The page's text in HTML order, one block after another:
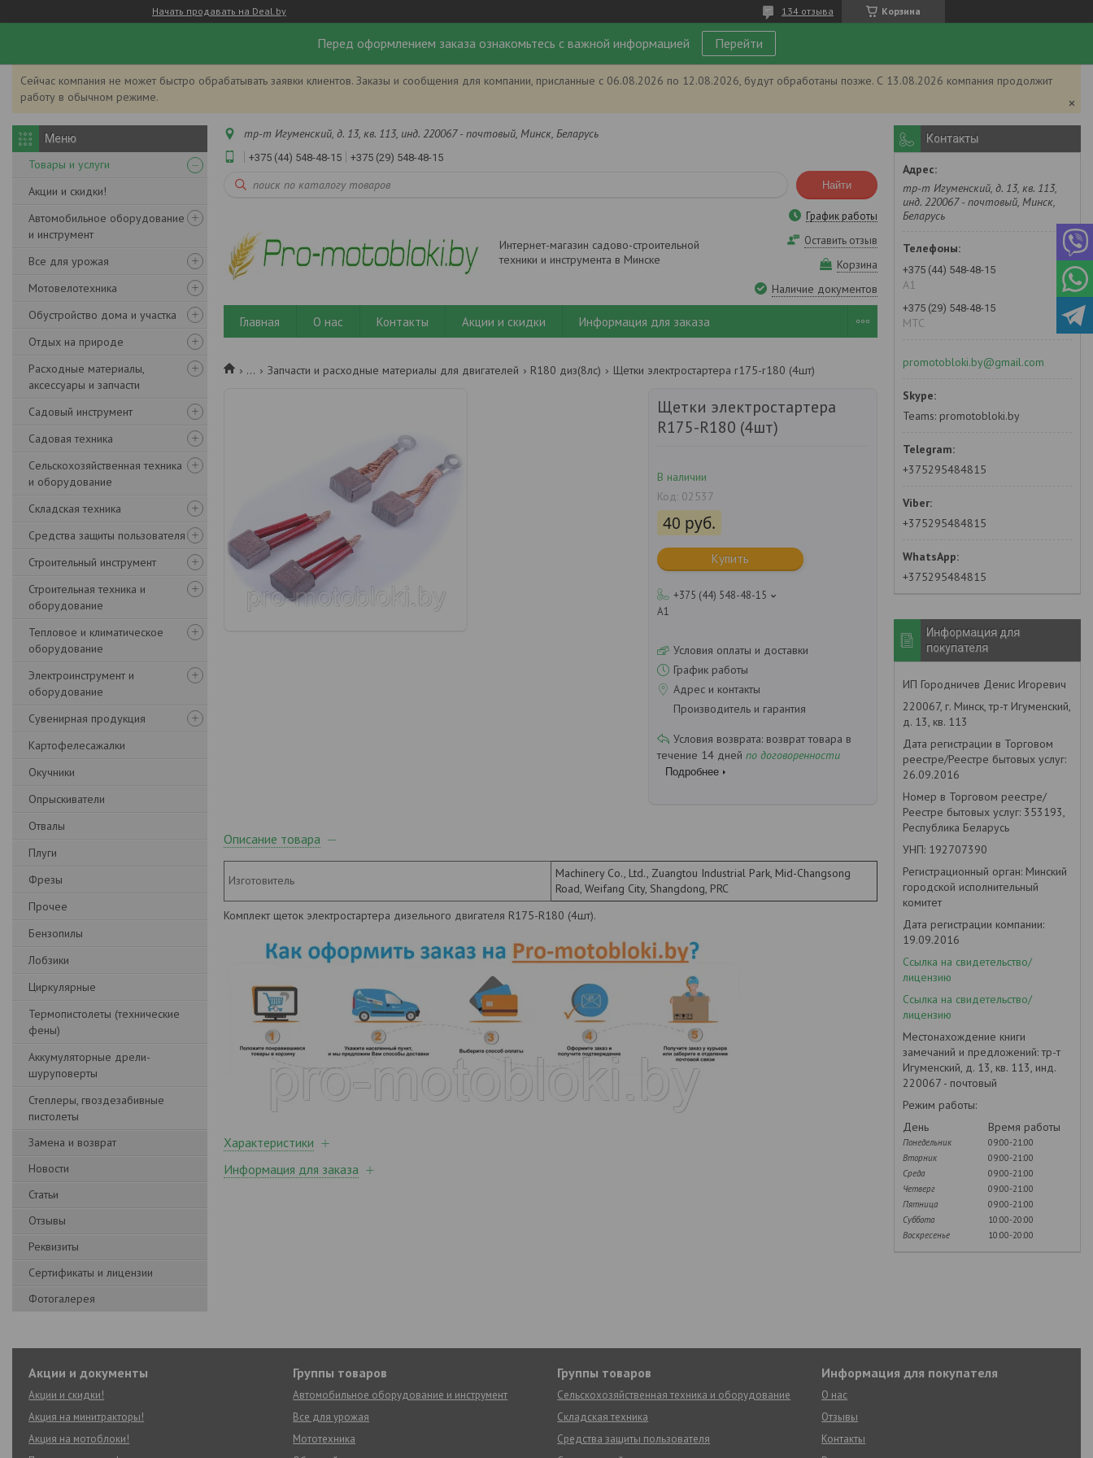
Начать продавать на Deal.by Корзина
134 отзыва
Перед оформлением заказа ознакомьтесь с важной информацией Перейти
Сейчас компания не может быстро обрабатывать заявки клиентов. Заказы и сообщения для компании, присланные с 06.08.2026 по 12.08.2026, будут обработаны позже. С 13.08.2026 компания продолжит
работу в обычном режиме.
Товары и услуги
Акции и скидки!
Автомобильное оборудование
и инструмент
Все для урожая
Мотовелотехника
Обустройство дома и участка
Отдых на природе
Расходные материалы,
аксессуары и запчасти
Садовый инструмент
Садовая техника
Сельскохозяйственная техника
и оборудование
Складская техника
Средства защиты пользователя
Строительный инструмент
Строительная техника и
оборудование
Тепловое и климатическое
оборудование
Электроинструмент и
оборудование
Сувенирная продукция
Картофелесажалки
Окучники
Опрыскиватели
Отвалы
Плуги
Фрезы
Прочее
Бензопилы
Лобзики
Циркулярные
Термопистолеты (технические
фены)
Аккумуляторные дрели-
шуруповерты
Степлеры, гвоздезабивные
пистолеты
Замена и возврат
Новости
Статьи
Отзывы
Реквизиты
Сертификаты и лицензии
Фотогалерея
тр-т Игуменский, д. 13, кв. 113, инд. 220067 - почтовый, Минск, Беларусь
+375 (44) 548-48-15 +375 (29) 548-48-15
Найти
Интернет-магазин садово-строительной
техники и инструмента в Минске
График работы
Оставить отзыв
Корзина
Наличие документов
Главная О нас Контакты Акции и скидки Информация для заказа
... Запчасти и расходные материалы для двигателей R180 диз(8лс) Щетки электростартера r175-r180 (4шт)
Щетки электростартера
R175-R180 (4шт)
В наличии
Код: 02537
40 руб.
Купить
+375 (44) 548-48-15
А1
Условия оплаты и доставки
График работы
Адрес и контакты
Производитель и гарантия
возврат товара в
течение 14 дней по договоренности
Подробнее
Описание товара
Изготовитель
Machinery Co., Ltd., Zuangtou Industrial Park, Mid-Changsong
Road, Weifang City, Shangdong, PRC
Комплект щеток электростартера дизельного двигателя R175-R180 (4шт).
Характеристики
Информация для заказа
Контакты
тр-т Игуменский, д. 13, кв. 113,
инд. 220067 - почтовый, Минск,
Беларусь
+375 (44) 548-48-15
А1
+375 (29) 548-48-15
MTC
promotobloki.by@gmail.com
Teams: promotobloki.by
+375295484815
+375295484815
+375295484815
Информация для
покупателя
ИП Городничев Денис Игоревич
220067, г. Минск, тр-т Игуменский,
д. 13, кв. 113
Дата регистрации в Торговом
реестре/Реестре бытовых услуг:
26.09.2016
Номер в Торговом реестре/
Реестре бытовых услуг: 353193,
Республика Беларусь
УНП: 192707390
Регистрационный орган: Минский
городской исполнительный
комитет
Дата регистрации компании:
19.09.2016
Ссылка на свидетельство/
лицензию
Ссылка на свидетельство/
лицензию
Местонахождение книги
замечаний и предложений: тр-т
Игуменский, д. 13, кв. 113, инд.
220067 - почтовый
Режим работы:
День
Время работы
Понедельник
09:00-21:00
Вторник
09:00-21:00
Среда
09:00-21:00
Четверг
09:00-21:00
Пятница
09:00-21:00
Суббота
10:00-20:00
Воскресенье
10:00-20:00
Акции и документы
Акции и скидки!
Акция на минитракторы!
Акция на мотоблоки!
Группы товаров
Автомобильное оборудование и инструмент
Все для урожая
Мототехника
Группы товаров
Сельскохозяйственная техника и оборудование
Складская техника
Средства защиты пользователя
Информация для покупателя
О нас
Отзывы
Контакты